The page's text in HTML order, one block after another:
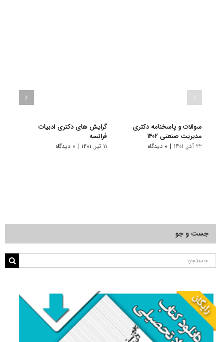
سوالات و پاسخنامه دکتری
مدیریت صنعتی ۱۴۰۲
۲۲ آذر, ۱۴۰۱ | ۰ دیدگاه
گرایش های دکتری ادبیات
فراﻧﺴﻪ
۱۱ تیر, ۱۴۰۱ | ۰ دیدگاه
جست و جو
جستجو